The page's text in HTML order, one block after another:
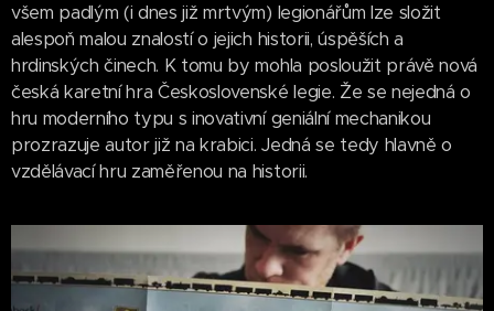
všem padlým (i dnes již mrtvým) legionářům lze složit
alespoň malou znalostí o jejich historii, úspěších a
hrdinských činech. K tomu by mohla posloužit právě nová
česká karetní hra Československé legie. Že se nejedná o
hru moderního typu s inovativní geniální mechanikou
prozrazuje autor již na krabici. Jedná se tedy hlavně o
vzdělávací hru zaměřenou na historii.